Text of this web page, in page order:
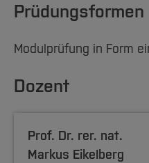
Prüdungsformen
Modulprüfung in Form
Dozent
Prof. Dr. rer. nat.
Markus Eikelberg